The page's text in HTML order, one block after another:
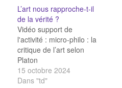
L’art nous rapproche-t-il
de la vérité ?
Vidéo support de
l'activité : micro-philo : la
critique de l’art selon
Platon
15 octobre 2024
Dans "td"